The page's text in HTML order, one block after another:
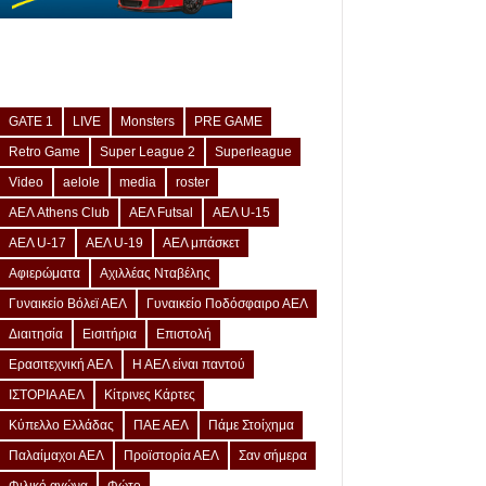
GATE 1 LIVE Monsters
PRE GAME
Retro Game
Super League 2
Superleague
Video
aelole media
roster
ΑΕΛ Athens Club
ΑΕΛ Futsal
ΑΕΛ U-15
ΑΕΛ U-17
ΑΕΛ U-19
ΑΕΛ μπάσκετ
Αφιερώματα
Αχιλλέας Νταβέλης
Γυναικείο Βόλεϊ ΑΕΛ
Γυναικείο Ποδόσφαιρο ΑΕΛ
Διαιτησία
Εισιτήρια
Επιστολή
Ερασιτεχνική ΑΕΛ
Η ΑΕΛ είναι παντού
ΙΣΤΟΡΙΑ ΑΕΛ
Κίτρινες Κάρτες
Κύπελλο Ελλάδας
ΠΑΕ ΑΕΛ
Πάμε Στοίχημα
Παλαίμαχοι ΑΕΛ
Προϊστορία ΑΕΛ
Σαν σήμερα